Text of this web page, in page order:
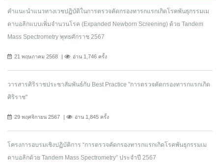
คำแนะนำแนวทางเวชปฏิบัติในการตรวจคัดกรองทารกแรกเกิดโรคพันธุกรรมเม
ตาบอลิกแบบเพิ่มจำนวนโรค (Expanded Newborn Screening) ด้วย Tandem
Mass Spectrometry พุทธศักราช 2567
21 พฤษภาคม 2568 อ่าน 1,746 ครั้ง
วารสารศิริราชประชาสัมพันธ์กับ Best Practice "การตรวจคัดกรองทารกแรกเกิด
ศิริราช"
29 พฤศจิกายน 2567 อ่าน 1,845 ครั้ง
โครงการอบรมเชิงปฏิบัติการ “การตรวจคัดกรองทารกแรกเกิดโรคพันธุกรรมเม
ตาบอลิกด้วย Tandem Mass Spectrometry” ประจำปี 2567